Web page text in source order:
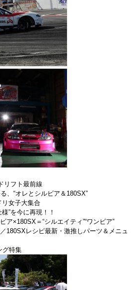
リフト最前線
、“オレとシルビア＆180SX”
女子大集合
”を今に再現！！
ア×180SX＝“シルエイティ”“ワンビア”
180SXレシピ最新・激推しパーツ＆メニュ
グ特集